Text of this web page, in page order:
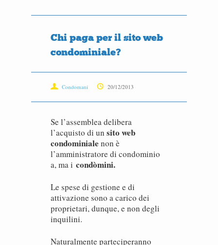
Chi paga per il sito web
condominiale?
Condomani 20/12/2013
Se l’assemblea delibera
l’acquisto di un sito web
condominiale non è
l’amministratore di condominio
a, ma i condòmini.
Le spese di gestione e di
attivazione sono a carico dei
proprietari, dunque, e non degli
inquilini.
Naturalmente parteciperanno